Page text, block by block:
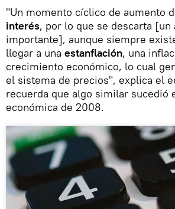
"Un momento cíclico de aumento
interés, por lo que se descarta [un
importante], aunque siempre
llegar a una estanflación, una
crecimiento económico, lo cual
el sistema de precios", explica el
recuerda que algo similar sucedió
económica de 2008.